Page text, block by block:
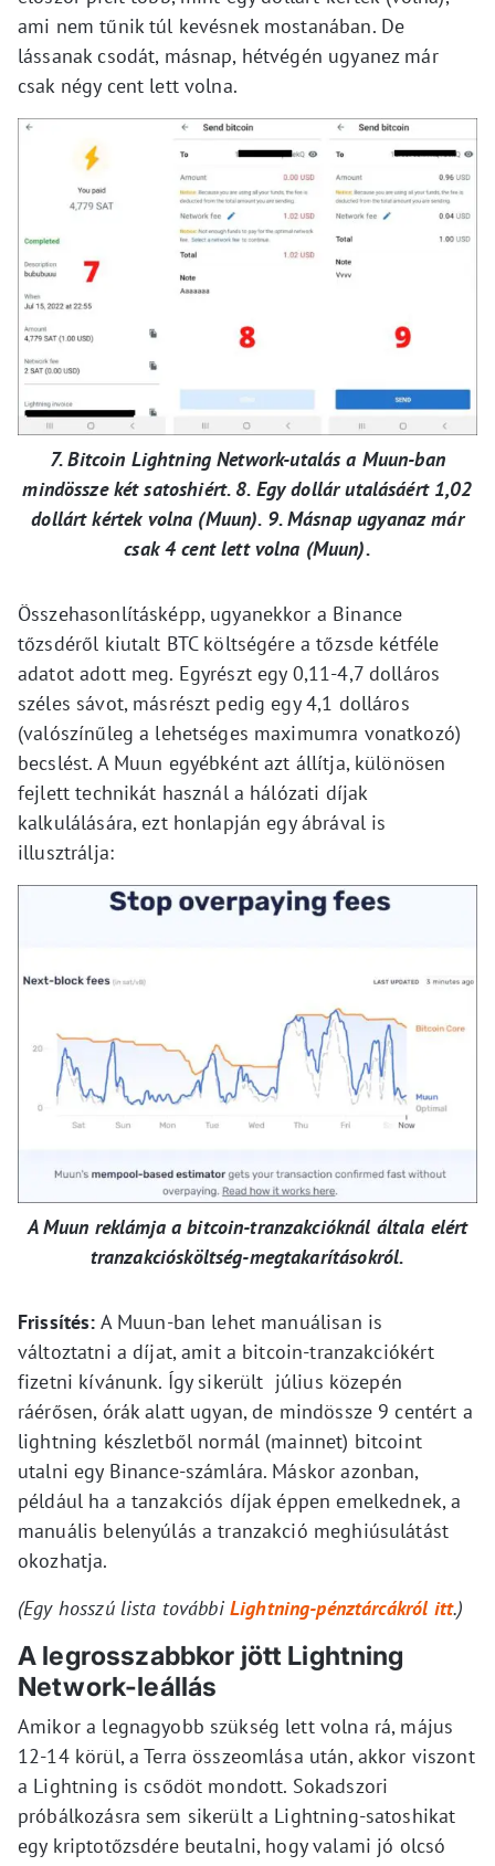
ami nem tűnik túl kevésnek mostanában. De
lássanak csodát, másnap, hétvégén ugyanez már
csak négy cent lett volna.
7. Bitcoin Lightning Network-utalás a Muun-ban
mindössze két satoshiért. 8. Egy dollár utalásáért 1,02
dollárt kértek volna (Muun). 9. Másnap ugyanaz már
csak 4 cent lett volna (Muun).
Összehasonlításképp, ugyanekkor a Binance
tőzsdéről kiutalt BTC költségére a tőzsde kétféle
adatot adott meg. Egyrészt egy 0,11-4,7 dolláros
széles sávot, másrészt pedig egy 4,1 dolláros
(valószínűleg a lehetséges maximumra vonatkozó)
becslést. A Muun egyébként azt állítja, különösen
fejlett technikát használ a hálózati díjak
kalkulálására, ezt honlapján egy ábrával is
illusztrálja:
A Muun reklámja a bitcoin-tranzakcióknál általa elért
tranzakciósköltség-megtakarításokról.
Frissítés: A Muun-ban lehet manuálisan is
változtatni a díjat, amit a bitcoin-tranzakciókért
fizetni kívánunk. Így sikerült július közepén
ráérősen, órák alatt ugyan, de mindössze 9 centért a
lightning készletből normál (mainnet) bitcoint
utalni egy Binance-számlára. Máskor azonban,
például ha a tanzakciós díjak éppen emelkednek, a
manuális belenyúlás a tranzakció meghiúsulátást
okozhatja.
(Egy hosszú lista további Lightning-pénztárcákról itt.)
A legrosszabbkor jött Lightning
Network-leállás
Amikor a legnagyobb szükség lett volna rá, május
12-14 körül, a Terra összeomlása után, akkor viszont
a Lightning is csődöt mondott. Sokadszori
próbálkozásra sem sikerült a Lightning-satoshikat
egy kriptotőzsdére beutalni, hogy valami jó olcsó